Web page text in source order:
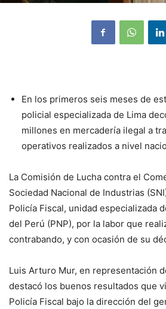
En los primeros seis meses de
policial especializada de Lima
millones en mercadería ilegal a
operativos realizados a nivel
La Comisión de Lucha contra el
Sociedad Nacional de Industrias
Policía Fiscal, unidad especializada
del Perú (PNP), por la labor que
contrabando, y con ocasión de su
Luis Arturo Mur, en representación
destacó los buenos resultados que
Policía Fiscal bajo la dirección del